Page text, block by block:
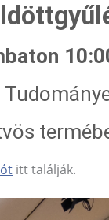
itt találják.